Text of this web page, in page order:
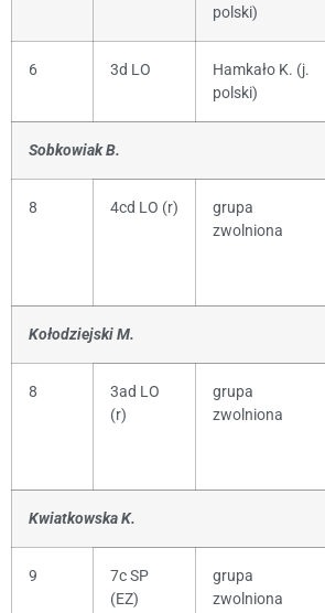
polski)
6 3d LO
Hamkało K. (j.
polski)
Sobkowiak B.
8 4cd LO (r)
grupa
zwolniona
Kołodziejski M.
8
3ad LO
(r)
grupa
zwolniona
Kwiatkowska K.
9
7c SP
(EZ)
grupa
zwolniona